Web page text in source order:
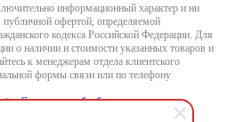
информационный характер и ни
публичной офертой, определяемой
кодекса Российской Федерации. Для
о наличии и стоимости указанных товаров и
к менеджерам отдела клиентского
формы связи или по телефону
Согласие на обработку персональных
Политики